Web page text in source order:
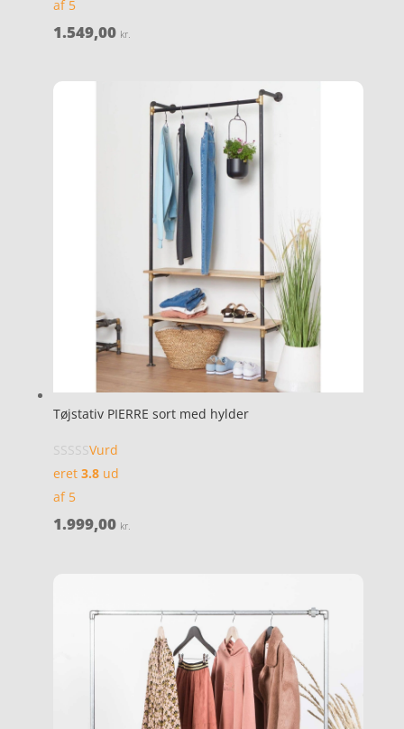
af 5
1.549,00 kr.
Tøjstativ PIERRE sort med hylder
Vurd
eret 3.8ud
af 5
1.999,00 kr.